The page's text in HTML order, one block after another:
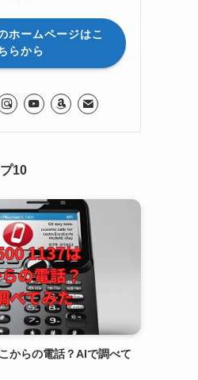
ホームページはこ
らから
10
からの電話？AIで調べて